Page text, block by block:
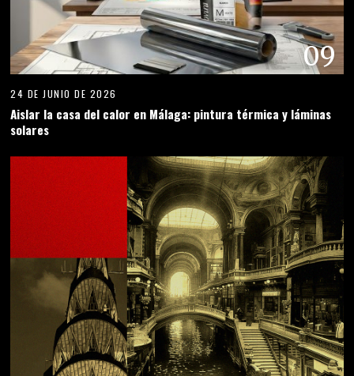
09
24 DE JUNIO DE 2026
Aislar la casa del calor en Málaga: pintura térmica y láminas
solares